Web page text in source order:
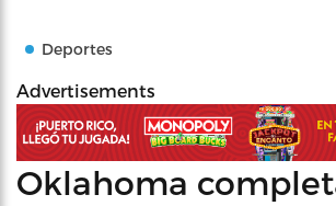
Deportes
Advertisements
Oklahoma